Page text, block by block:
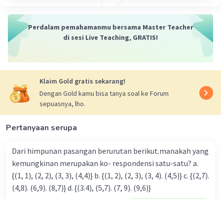
(-6) + (-5 ) - (-4) adalah seperti pada foto di
Perdalam pemahamanmu bersama Master Teacher
di sesi Live Teaching, GRATIS!
Klaim Gold gratis sekarang!
Dengan Gold kamu bisa tanya soal ke Forum
sepuasnya, lho.
Pertanyaan serupa
Dari himpunan pasangan berurutan berikut.manakah yang
kemungkinan merupakan ko- respondensi satu-satu? a.
{(1, 1), (2, 2), (3, 3), (4,4)} b. {(1, 2), (2, 3), (3, 4). (4,5)} c. {(2,7).
(4,8). (6,9). (8,7)} d. {(3.4), (5,7). (7, 9). (9,6)}